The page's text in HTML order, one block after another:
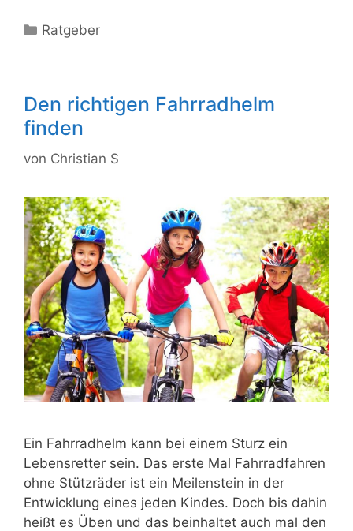
Kategorien
Ratgeber
Den richtigen Fahrradhelm
finden
von Christian S
Ein Fahrradhelm kann bei einem Sturz ein
Lebensretter sein. Das erste Mal Fahrradfahren
ohne Stützräder ist ein Meilenstein in der
Entwicklung eines jeden Kindes. Doch bis dahin
heißt es Üben und das beinhaltet auch mal den